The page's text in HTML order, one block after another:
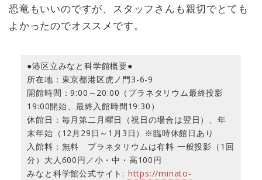
恐竜もいいのですが、スタッフさんも親切でとても
よかったのでオススメです。
●港区立みなと科学館概要●
所在地：東京都港区虎ノ門3-6-9
開館時間：9:00～20:00（プラネタリウム最終投影
19:00開始、最終入館時間19:30）
休館日：毎月第二月曜日（祝日の場合は翌日）、年
末年始（12月29日～1月3日）※臨時休館日あり
入館料：無料 プラネタリウムは有料 一般投影（1回
分）大人600円／小・中・高100円
みなと科学館公式サイト: https://minato-